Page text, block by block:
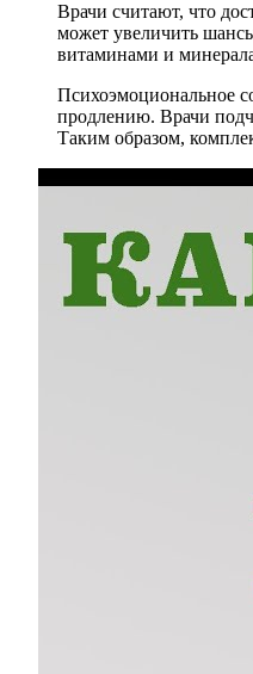
Врачи считают, что
может увеличить
витаминами и
Психоэмоциональное
продлению. Врачи
Таким образом,